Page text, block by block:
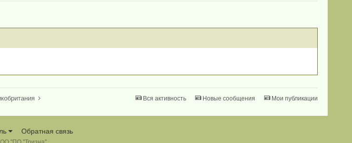
Вся активность Новые сообщения Мои публикации
Обратная связь
"ПО "Тризна"